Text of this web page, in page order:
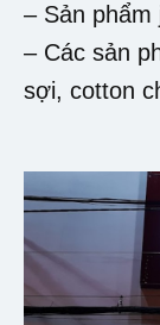
– Sản phẩm
– Các sản
sợi, cotton